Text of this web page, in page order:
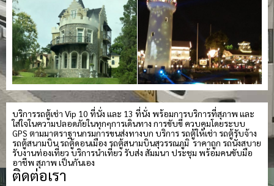
บริการรถตู้เช่า Vip 10 ที่นั่ง และ 13 ที่นั่ง พร้อมการบริการที่สุภาพ และ
ใส่ใจในความปลอดภัยในทุกๆการเดินทาง การขับขี่ ควบคุมโดยระบบ
GPS ตามมาตราฐานกรมการขนส่งทางบก บริการ รถตู้ให้เช่า รถตู้รับจ้าง
รถตู้สนามบิน รถตู้ดอนเมือง รถตู้สนามบินสุวรรณภูมิ ราคาถูก รถนั่งสบาย
รับงานท่องเที่ยว บริการนำเที่ยว รับส่ง สัมมนา ประชุม พร้อมคนขับมือ
อาชีพ สุภาพ เป็นกันเอง
ติดต่อเรา